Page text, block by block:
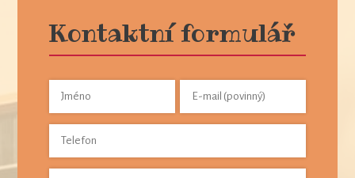
Kontaktní formulář